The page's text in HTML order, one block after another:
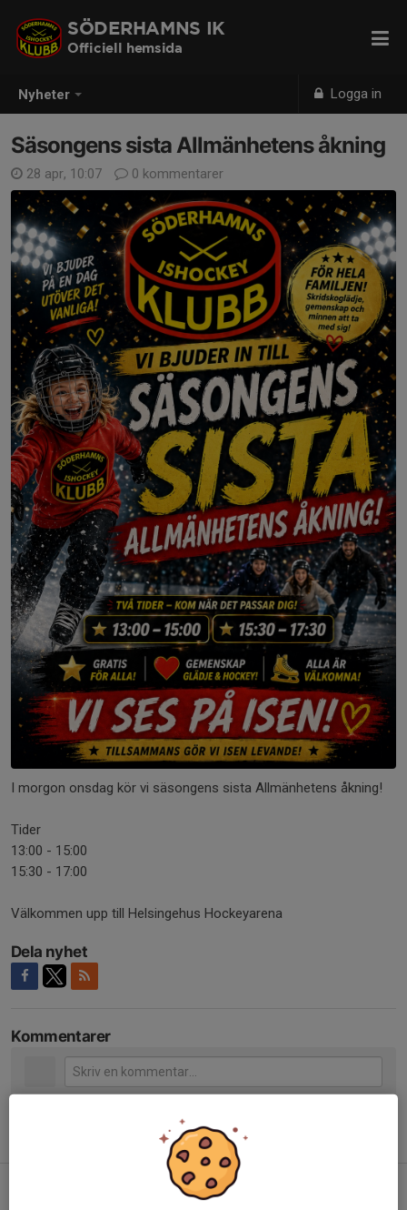
Nyheter Logga in
SÖDERHAMNS IK
Officiell hemsida
Säsongens sista Allmänhetens åkning
28 apr, 10:07 0 kommentarer
I morgon onsdag kör vi säsongens sista Allmänhetens åkning!
Tider
13:00 - 15:00
15:30 - 17:00
Välkommen upp till Helsingehus Hockeyarena
Dela nyhet
Kommentarer
Allmänhetens åkning denna vecka.